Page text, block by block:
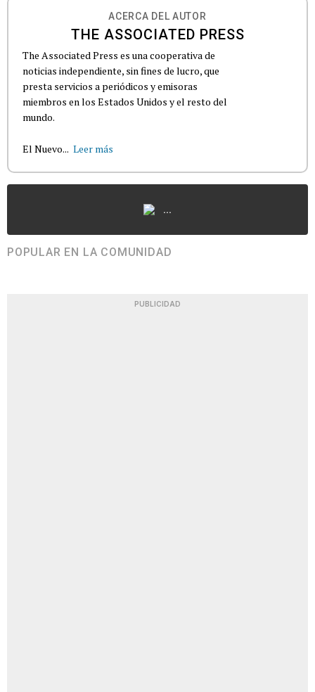
ACERCA DEL AUTOR
THE ASSOCIATED PRESS
The Associated Press es una cooperativa de
noticias independiente, sin fines de lucro, que
presta servicios a periódicos y emisoras
miembros en los Estados Unidos y el resto del
mundo.
El Nuevo... Leer más
...
POPULAR EN LA COMUNIDAD
PUBLICIDAD